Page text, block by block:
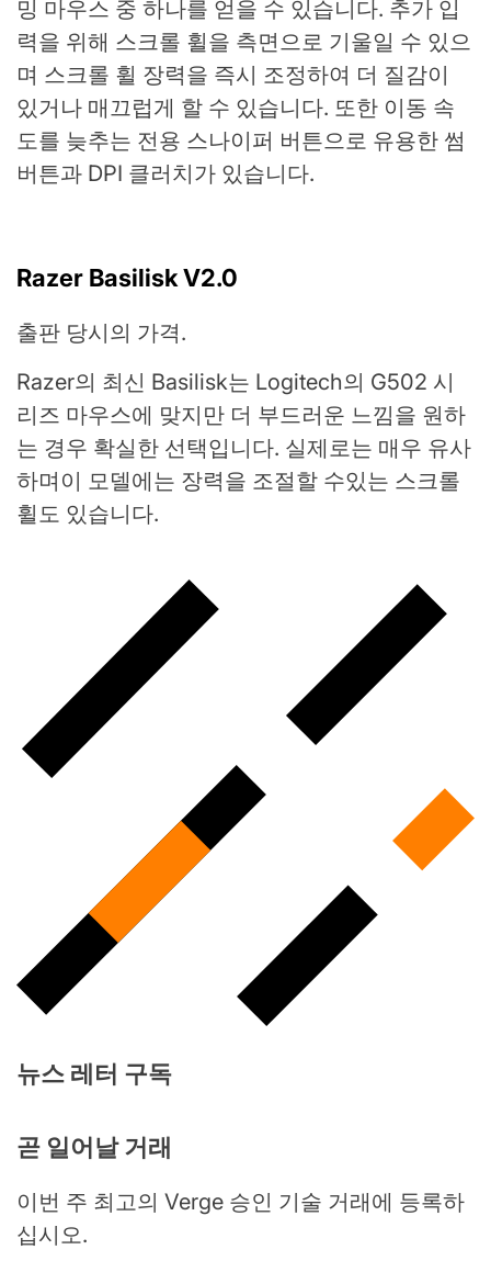
밍 마우스 중 하나를 얻을 수 있습니다. 추가 입
력을 위해 스크롤 휠을 측면으로 기울일 수 있으
며 스크롤 휠 장력을 즉시 조정하여 더 질감이
있거나 매끄럽게 할 수 있습니다. 또한 이동 속
도를 늦추는 전용 스나이퍼 버튼으로 유용한 썸
버튼과 DPI 클러치가 있습니다.
Razer Basilisk V2.0
출판 당시의 가격.
Razer의 최신 Basilisk는 Logitech의 G502 시
리즈 마우스에 맞지만 더 부드러운 느낌을 원하
는 경우 확실한 선택입니다. 실제로는 매우 유사
하며이 모델에는 장력을 조절할 수있는 스크롤
휠도 있습니다.
뉴스 레터 구독
곧 일어날 거래
이번 주 최고의 Verge 승인 기술 거래에 등록하
십시오.